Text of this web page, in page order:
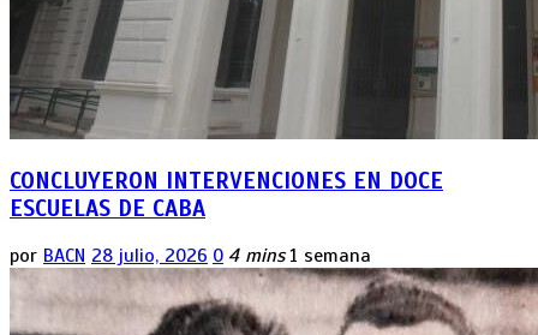
CONCLUYERON INTERVENCIONES EN DOCE
ESCUELAS DE CABA
por BACN 28 julio, 2026 0 4 mins 1 semana